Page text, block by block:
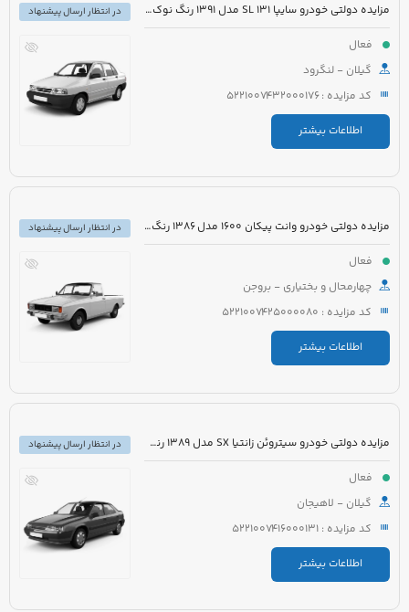
مزایده دولتی خودرو سایپا 131 SL مدل 1391 رنگ نوک مدادی متالیک
فعال
گیلان - لنگرود
کد مزایده : 5221007432000176
اطلاعات بیشتر
در انتظار ارسال پیشنهاد
مزایده دولتی خودرو وانت پیکان 1600 مدل 1386 رنگ سفید روغنی
فعال
چهارمحال و بختیاری - بروجن
کد مزایده : 5221007425000080
اطلاعات بیشتر
در انتظار ارسال پیشنهاد
مزایده دولتی خودرو سیتروئن زانتیا SX مدل 1389 رنگ نقره ای
فعال
گیلان - لاهیجان
کد مزایده : 5221007416000131
اطلاعات بیشتر
در انتظار ارسال پیشنهاد